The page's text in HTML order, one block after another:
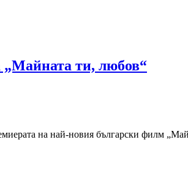
ти, любов“
на най-новия български филм